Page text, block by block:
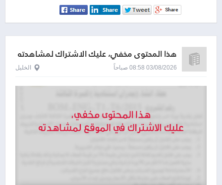
هذا المحتوى مخفي، عليك الاشتراك لمشاهدته
03/08/2026 08:58 صباحاً الخليل